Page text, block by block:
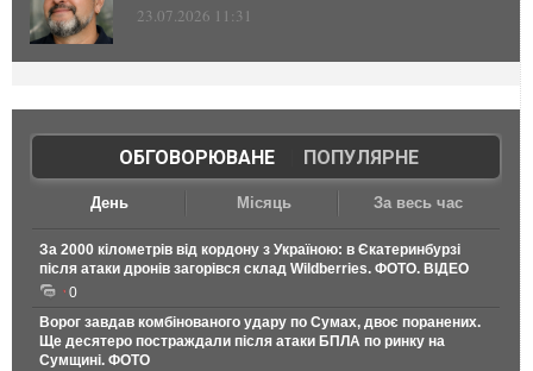
23.07.2026 11:31
ОБГОВОРЮВАНЕ| ПОПУЛЯРНЕ
День Місяць За весь час
За 2000 кілометрів від кордону з Україною: в Єкатеринбурзі
після атаки дронів загорівся склад Wildberries. ФОТО. ВІДЕО
0
Ворог завдав комбінованого удару по Сумах, двоє поранених.
Ще десятеро постраждали після атаки БПЛА по ринку на
Сумщині. ФОТО